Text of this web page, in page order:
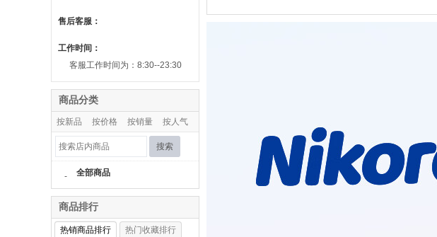
售后客服：
工作时间：
客服工作时间为：8:30--23:30
商品分类
按新品 按价格 按销量 按人气
搜索
- 全部商品
商品排行
热销商品排行 热门收藏排行